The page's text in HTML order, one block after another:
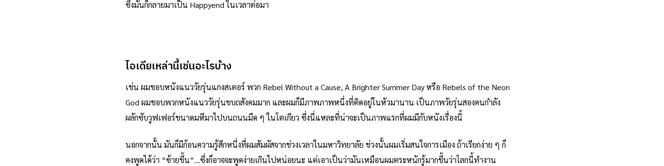
ซึ่งมันก็กลายมาเป็น Happyend ในเวลาต่อมา
ไอเดียเหล่านี้เช่นอะไรบ้าง
เช่น ผมชอบหนังแนววัยรุ่นแกงสเตอร์ พวก Rebel Without a Cause, A Brighter Summer Day หรือ Rebels of the Neon
God ผมชอบพวกหนังแนววัยรุ่นขบถสังคมมาก และผมก็มีภาพภาพหนึ่งที่ติดอยู่ในหัวมานาน เป็นภาพวัยรุ่นสองคนกำลัง
ผลักซับวูฟเฟอร์ขนาดมหึมาไปบนถนนมืด ๆ ในโตเกียว ซึ่งนี่แหละที่น่าจะเป็นภาพแรกที่ผมมีกับหนังเรื่องนี้
นอกจากนั้น มันก็มีก้อนความรู้สึกหนึ่งที่ผมสัมผัสจากช่วงเวลาในมหาวิทยาลัย ช่วงนั้นผมเริ่มสนใจการเมือง ถ้าเรียกง่าย ๆ ก็
คงพูดได้ว่า “ซ้ายขึ้น”…ซึ่งก็อาจจะพูดง่ายเกินไปหน่อยนะ แต่เอาเป็นว่ามันเหมือนผมตระหนักรู้มากขึ้นว่าโลกนี้ทำงาน